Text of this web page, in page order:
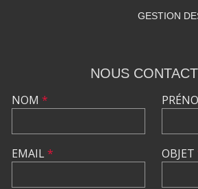
GESTION
NOUS
NOM *
EMAIL* OBJET